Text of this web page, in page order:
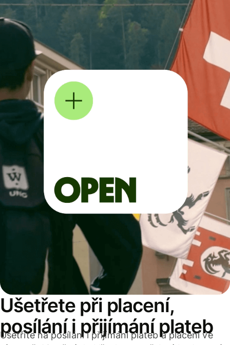
Ušetřete při placení,
posílání i přijímání plateb
Ušetříte na posílání i přijímání plateb a placení ve